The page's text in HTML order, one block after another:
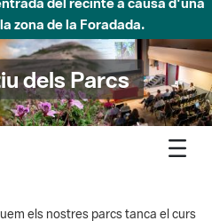
dels Parcs
els nostres parcs tanca el curs